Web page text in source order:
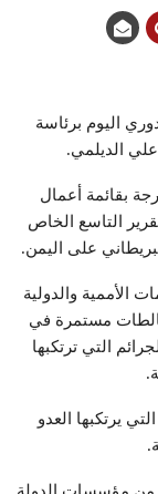
اليوم برئاسة
الديلمي.
بقائمة أعمال
التاسع الخاص
على اليمن.
الأممية والدولية
مستمرة في
التي ترتكبها
يرتكبها العدو
من مؤسسات الدولة